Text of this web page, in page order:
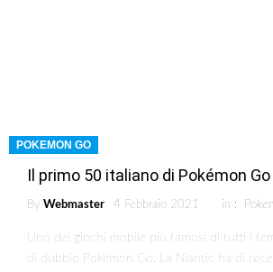
POKEMON GO
Il primo 50 italiano di Pokémon Go
By Webmaster 4 Febbraio 2021 in :
Uno dei giochi mobile più famosi di tutti i
di dubbio Pokémon Go. La Niantic ha di